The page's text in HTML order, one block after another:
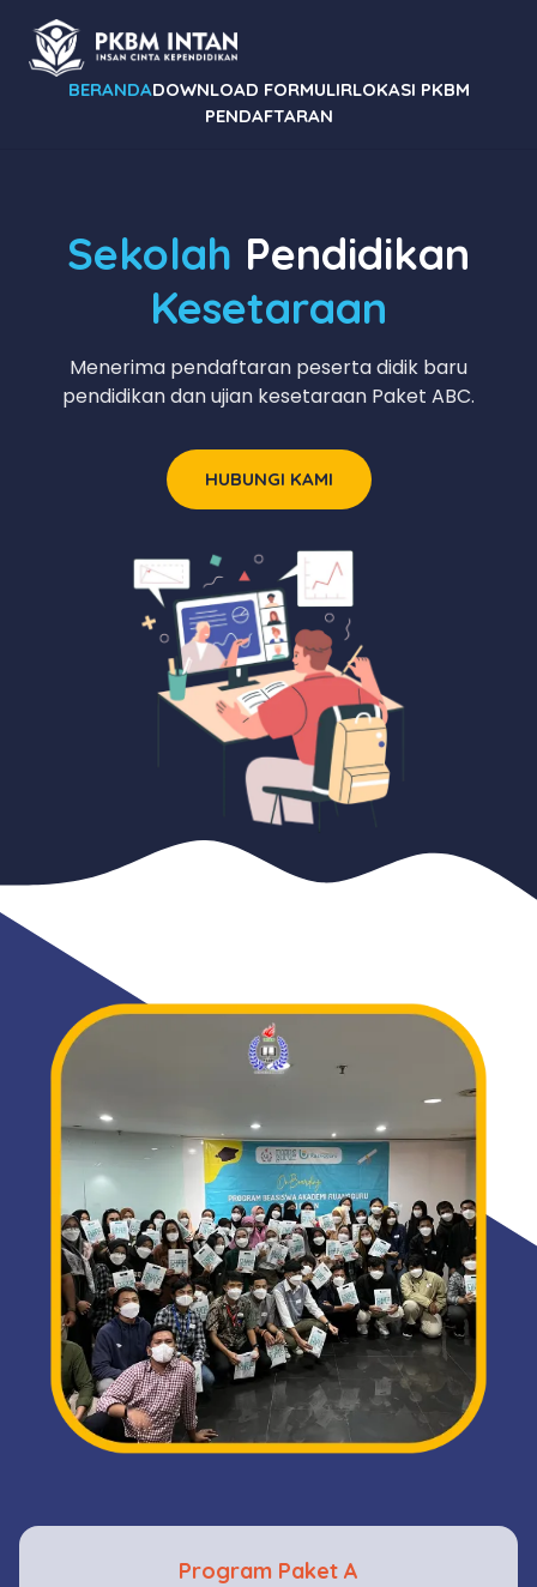
BERANDADOWNLOAD FORMULIRLOKASI PKBM
PENDAFTARAN
Sekolah Pendidikan
Kesetaraan
Menerima pendaftaran peserta didik baru
pendidikan dan ujian kesetaraan Paket ABC.
HUBUNGI KAMI
Program Paket A